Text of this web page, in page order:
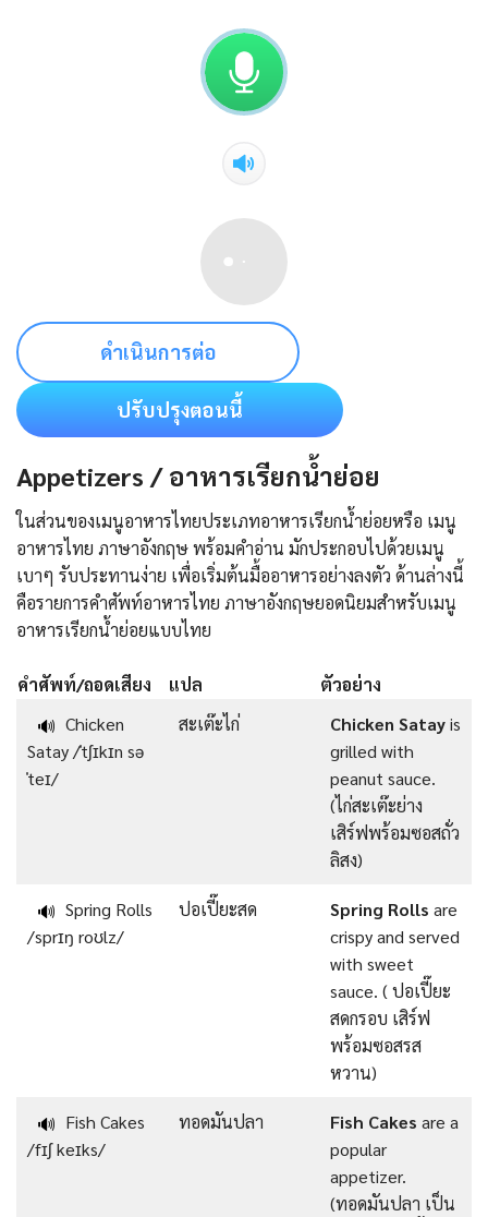
ดำเนินการต่อ
ปรับปรุงตอนนี้
Appetizers / อาหารเรียกน้ำย่อย
ในส่วนของเมนูอาหารไทยประเภทอาหารเรียกน้ำย่อยหรือ เมนู
อาหารไทย ภาษาอังกฤษ พร้อมคำอ่าน มักประกอบไปด้วยเมนู
เบาๆ รับประทานง่าย เพื่อเริ่มต้นมื้ออาหารอย่างลงตัว ด้านล่างนี้
คือรายการคําศัพท์อาหารไทย ภาษาอังกฤษยอดนิยมสำหรับเมนู
อาหารเรียกน้ำย่อยแบบไทย
คำศัพท์/ถอดเสียง แปล
ตัวอย่าง
🔊 Chicken
Satay /ˈtʃɪkɪn sə
ˈteɪ/
สะเต๊ะไก่ Chicken Satayis
grilled with
peanut sauce.
(ไก่สะเต๊ะย่าง
เสิร์ฟพร้อมซอสถั่ว
ลิสง)
🔊 Spring Rolls
/sprɪŋ roʊlz/
ปอเปี๊ยะสด Spring Rolls are
crispy and served
with sweet
sauce. ( ปอเปี๊ยะ
สดกรอบ เสิร์ฟ
พร้อมซอสรส
หวาน)
🔊 Fish Cakes
/fɪʃ keɪks/
ทอดมันปลา Fish Cakes are a
popular
appetizer.
(ทอดมันปลา เป็น